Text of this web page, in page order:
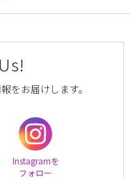
をお届けします。
Instagramを
フォロー